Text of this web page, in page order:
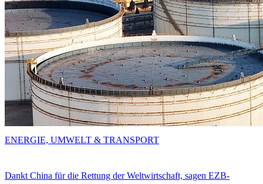
Dankt China für die Rettung der Weltwirtschaft, sagen EZB-
ENERGIE, UMWELT & TRANSPORT